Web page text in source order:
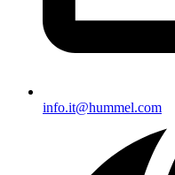
info.it@hummel.com